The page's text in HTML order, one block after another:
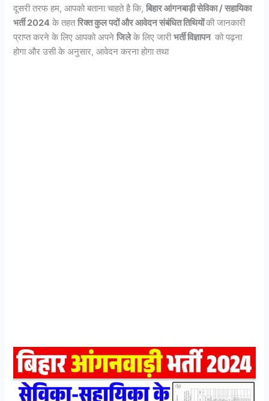
दूसरी तरफ हम, आपको बताना चाहते है कि,बिहारआंगनबाड़ी सेविका / सहायिका
भर्ती 2024 के तहतरिक्त कुल पदों और आवेदन संबंधित तिथियोंकी जानकारी
प्राप्त करने के लिए आपको अपनेजिलेके लिए जारीभर्ती विज्ञापन को पढ़ना
होगा और उसी के अनुसार, आवेदन करना होगा तथा